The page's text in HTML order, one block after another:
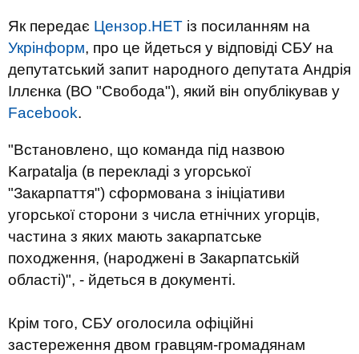
Як передає Цензор.НЕТ із посиланням на
Укрінформ, про це йдеться у відповіді СБУ на
депутатський запит народного депутата Андрія
Іллєнка (ВО "Свобода"), який він опублікував у
Facebook.
"Встановлено, що команда під назвою
Karpatalja (в перекладі з угорської
"Закарпаття") сформована з ініціативи
угорської сторони з числа етнічних угорців,
частина з яких мають закарпатське
походження, (народжені в Закарпатській
області)", - йдеться в документі.
Крім того, СБУ оголосила офіційні
застереження двом гравцям-громадянам